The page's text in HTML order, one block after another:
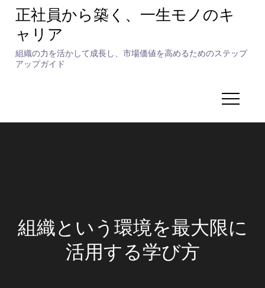
Skip
content
正社員から築く、一生モノのキ
ャリア
組織の力を活かして成長し、市場価値を高めるためのステップ
アップガイド
組織という環境を最大限に
活用する学び方